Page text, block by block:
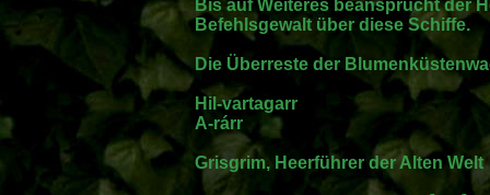
Bis auf Weiteres beansprucht der
Befehlsgewalt über diese Schiffe.
Die Überreste der
Hil-vartagarr
A-rárr
Grisgrim, Heerführer der Alten Welt